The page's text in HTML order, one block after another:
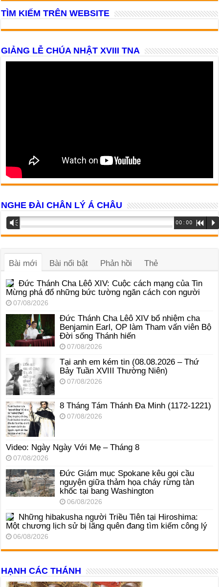
TÌM KIẾM TRÊN WEBSITE
GIẢNG LỄ CHÚA NHẬT XVIII TNA
NGHE ĐÀI CHÂN LÝ Á CHÂU
Trình
phát
âm
Vm 00:00 R P
Bài mới Bài nổi bật Phản hồi Thẻ
Đức Thánh Cha Lêô XIV: Cuộc cách mạng của Tin
Mừng phá đổ những bức tường ngăn cách con người
07/08/2026
Đức Thánh Cha Lêô XIV bổ nhiệm cha
Benjamin Earl, OP làm Tham vấn viên Bộ
Đời sống Thánh hiến
07/08/2026
Tại anh em kém tin (08.08.2026 – Thứ
Bảy Tuần XVIII Thường Niên)
07/08/2026
8 Tháng Tám Thánh Ða Minh (1172-1221)
07/08/2026
Video: Ngày Ngày Với Mẹ – Tháng 8
07/08/2026
Đức Giám mục Spokane kêu gọi cầu
nguyện giữa thảm họa cháy rừng tàn
khốc tại bang Washington
06/08/2026
Những hibakusha người Triều Tiên tại Hiroshima:
Một chương lịch sử bị lãng quên đang tìm kiếm công lý
06/08/2026
HẠNH CÁC THÁNH